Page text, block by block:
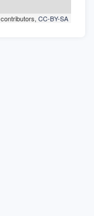
contributors, CC-BY-SA